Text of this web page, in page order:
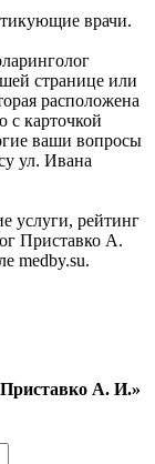
врачи.
странице или
расположена
с карточкой
ваши вопросы
ул. Ивана
услуги, рейтинг
Приставко А.
medby.su.
А. И.»